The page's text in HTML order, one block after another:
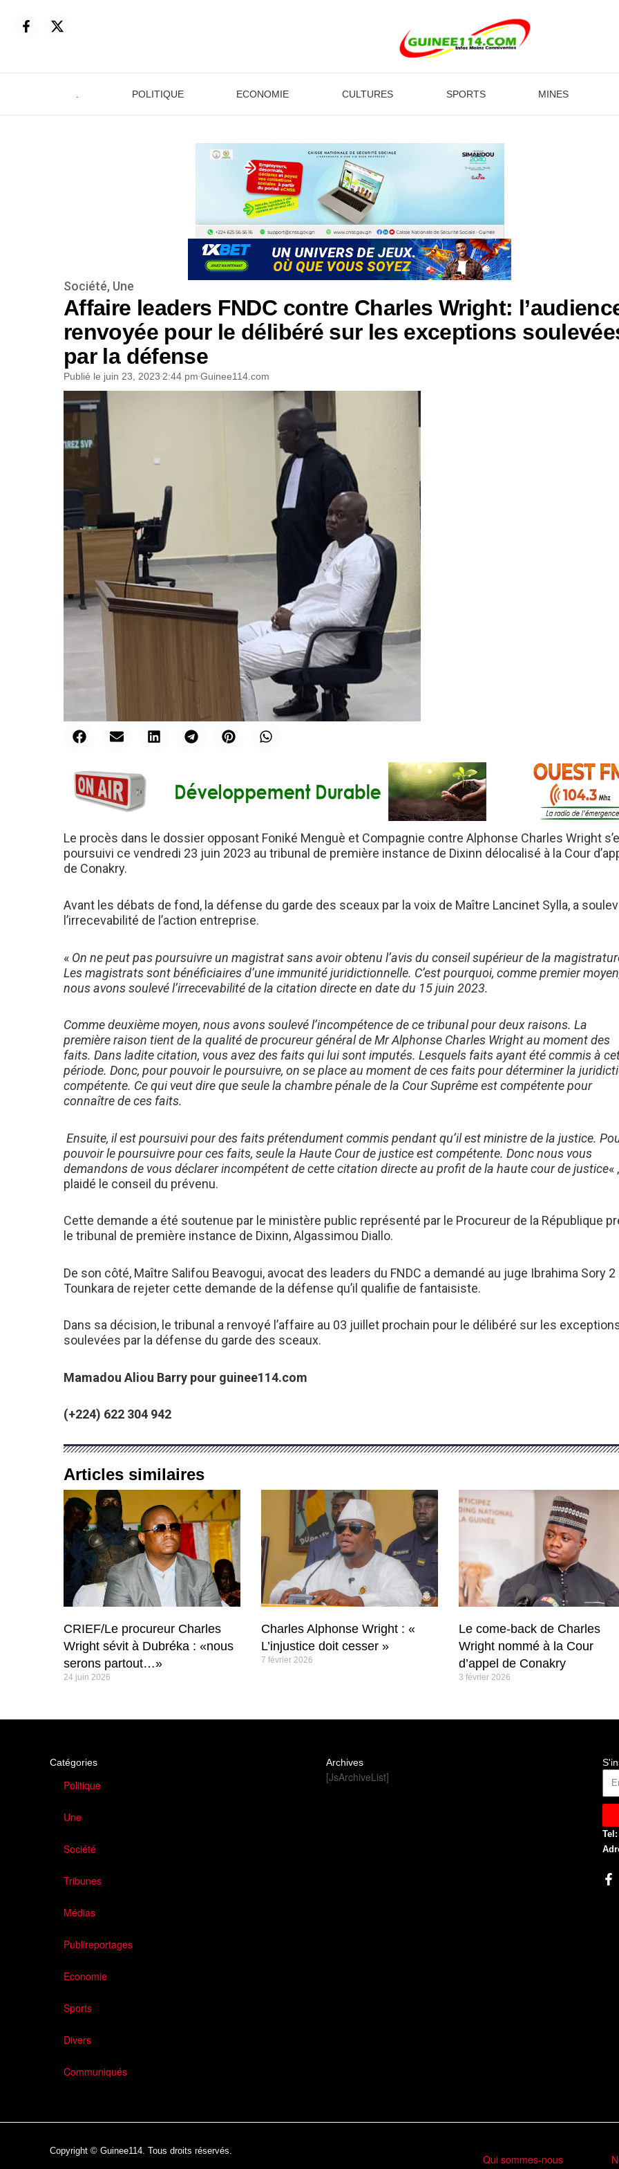
POLITIQUE ECONOMIE CULTURES SPORTS MINES
Société, Une
Affaire leaders FNDC contre Charles Wright:
renvoyée pour le délibéré sur les exceptions
par la défense
Publié le juin 23, 2023 2:44 pm Guinee114.com
Le procès dans le dossier opposant Foniké Menguè et Compagnie contre Alphonse Charles Wright
poursuivi ce vendredi 23 juin 2023 au tribunal de première instance de Dixinn délocalisé à la Cour
de Conakry.
Avant les débats de fond, la défense du garde des sceaux par la voix de Maître Lancinet Sylla, a
l’irrecevabilité de l’action entreprise.
« On ne peut pas poursuivre un magistrat sans avoir obtenu l’avis du conseil supérieur de la
Les magistrats sont bénéficiaires d’une immunité juridictionnelle. C’est pourquoi, comme premier
nous avons soulevé l’irrecevabilité de la citation directe en date du 15 juin 2023.
Comme deuxième moyen, nous avons soulevé l’incompétence de ce tribunal pour deux raisons. La
première raison tient de la qualité de procureur général de Mr Alphonse Charles Wright au moment des
faits. Dans ladite citation, vous avez des faits qui lui sont imputés. Lesquels faits ayant été commis à
période. Donc, pour pouvoir le poursuivre, on se place au moment de ces faits pour déterminer la
compétente. Ce qui veut dire que seule la chambre pénale de la Cour Suprême est compétente pour
connaître de ces faits.
Ensuite, il est poursuivi pour des faits prétendument commis pendant qu’il est ministre de la justice.
pouvoir le poursuivre pour ces faits, seule la Haute Cour de justice est compétente. Donc nous vous
demandons de vous déclarer incompétent de cette citation directe au profit de la haute cour de justice«
plaidé le conseil du prévenu.
Cette demande a été soutenue par le ministère public représenté par le Procureur de la République
le tribunal de première instance de Dixinn, Algassimou Diallo.
De son côté, Maître Salifou Beavogui, avocat des leaders du FNDC a demandé au juge Ibrahima Sory 2
Tounkara de rejeter cette demande de la défense qu’il qualifie de fantaisiste.
Dans sa décision, le tribunal a renvoyé l’affaire au 03 juillet prochain pour le délibéré sur les
soulevées par la défense du garde des sceaux.
Mamadou Aliou Barry pour guinee114.com
(+224) 622 304 942
Articles similaires
CRIEF/Le procureur Charles
Wright sévit à Dubréka : «nous
serons partout…»
24 juin 2026
Charles Alphonse Wright : «
L’injustice doit cesser »
7 février 2026
Le come-back de Charles
Wright nommé à la Cour
d’appel de Conakry
3 février 2026
Catégories
Politique
Une
Société
Tribunes
Médias
Publireportages
Economie
Sports
Divers
Communiqués
Archives
[JsArchiveList]
Tel:
Copyright © Guinee114. Tous droits réservés.
Qui sommes-nous